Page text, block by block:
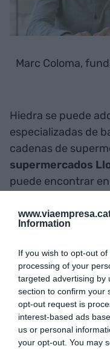
Information
If you wish to opt-out
processing of your
targeted advertising by
section to confirm your
opt-out request is
interest-based ads
us or personal
your opt-out. You may
Marc Coloma,
Hiedra se puede
especializadas de
cadenas de
supermercados
puede encontrar
CanRoca .
La empresa ya
conseguido una
en los ocho meses
Actualmente,
provincias del
en Francia.